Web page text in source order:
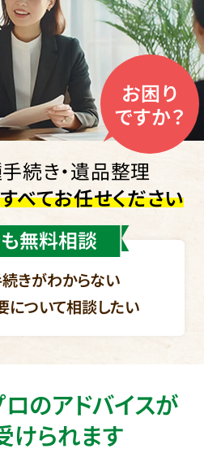
続き・遺品整理
すべてお任せください
お困り
ですか？
無料相談
きがわからない
について相談したい
のアドバイスが
けられます